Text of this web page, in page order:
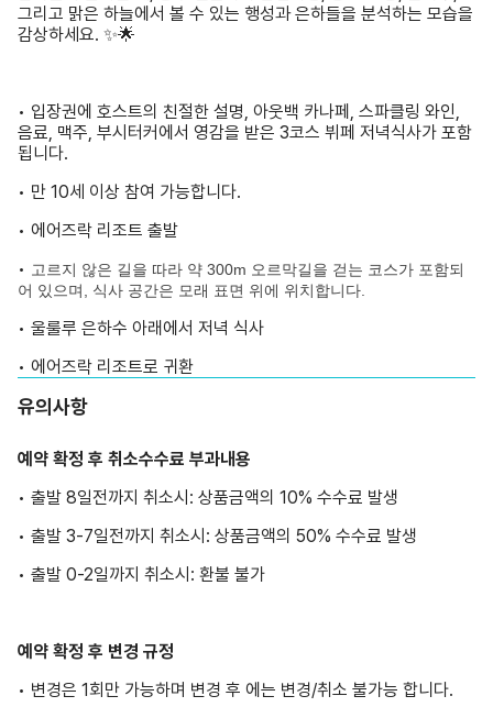
그리고 맑은 하늘에서 볼 수 있는 행성과 은하들을 분석하는 모습을
감상하세요. ✨🌟
• 입장권에 호스트의 친절한 설명, 아웃백 카나페, 스파클링 와인,
음료, 맥주, 부시터커에서 영감을 받은 3코스 뷔페 저녁식사가 포함
됩니다.
• 만 10세 이상 참여 가능합니다.
• 에어즈락 리조트 출발
• 고르지 않은 길을 따라 약 300m 오르막길을 걷는 코스가 포함되
어 있으며, 식사 공간은 모래 표면 위에 위치합니다.
• 울룰루 은하수 아래에서 저녁 식사
• 에어즈락 리조트로 귀환
유의사항
예약 확정 후 취소수수료 부과내용
• 출발 8일전까지 취소시: 상품금액의 10% 수수료 발생
• 출발 3-7일전까지 취소시: 상품금액의 50% 수수료 발생
• 출발 0-2일까지 취소시: 환불 불가
예약 확정 후 변경 규정
• 변경은 1회만 가능하며 변경 후 에는 변경/취소 불가능 합니다.